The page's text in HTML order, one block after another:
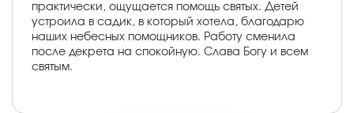
практически, ощущается помощь святых. Детей
устроила в садик, в который хотела, благодарю
наших небесных помощников. Работу сменила
после декрета на спокойную. Слава Богу и всем
святым.